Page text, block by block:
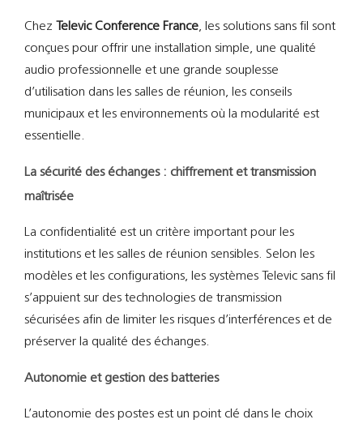
Chez Televic Conference France, les solutions sans fil sont
conçues pour offrir une installation simple, une qualité
audio professionnelle et une grande souplesse
d’utilisation dans les salles de réunion, les conseils
municipaux et les environnements où la modularité est
essentielle.
La sécurité des échanges : chiffrement et transmission
maîtrisée
La confidentialité est un critère important pour les
institutions et les salles de réunion sensibles. Selon les
modèles et les configurations, les systèmes Televic sans fil
s’appuient sur des technologies de transmission
sécurisées afin de limiter les risques d’interférences et de
préserver la qualité des échanges.
Autonomie et gestion des batteries
L’autonomie des postes est un point clé dans le choix